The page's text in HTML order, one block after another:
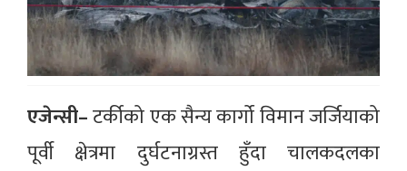
एजेन्सी–टर्कीको एक सैन्य कार्गो विमान जर्जियाको
पूर्वी क्षेत्रमा दुर्घटनाग्रस्त हुँदा चालकदलका